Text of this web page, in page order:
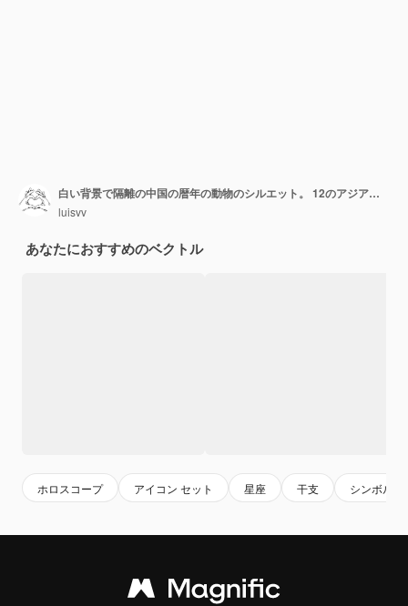
白い背景で隔離の中国の暦年の動物のシルエット。 12のアジアの旧正月の文字と中国の象形文字が設定されています。ベクトルイラスト。占星術カレンダー中国の星占いのシンボル。
luisvv
あなたにおすすめのベクトル
ホロスコープ アイコン セット 星座 干支 シンボル